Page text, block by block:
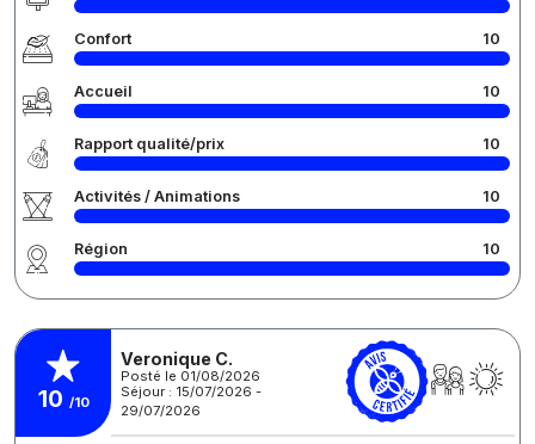
Confort 10
Accueil 10
Rapport qualité/prix 10
Activités / Animations 10
Région 10
10 /10
Veronique C.
Posté le 01/08/2026
Séjour : 15/07/2026 -
29/07/2026